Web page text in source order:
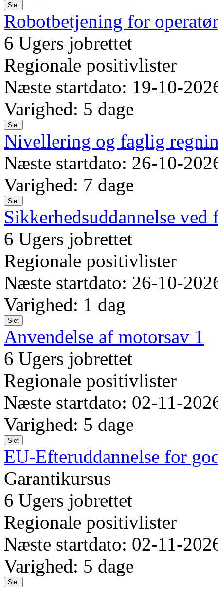
Slet
Robotbetjening for
6 Ugers jobrettet
Regionale positivlister
Næste startdato: 19-10-
Varighed: 5 dage
Slet
Nivellering og faglig
Næste startdato: 26-10-
Varighed: 7 dage
Slet
Sikkerhedsuddannelse ved
6 Ugers jobrettet
Regionale positivlister
Næste startdato: 26-10-
Varighed: 1 dag
Slet
Anvendelse af motorsav 1
6 Ugers jobrettet
Regionale positivlister
Næste startdato: 02-11-
Varighed: 5 dage
Slet
EU-Efteruddannelse for
Garantikursus
6 Ugers jobrettet
Regionale positivlister
Næste startdato: 02-11-
Varighed: 5 dage
Slet